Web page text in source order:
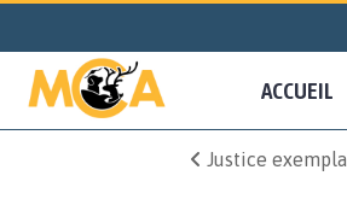
ACCUEIL
Justice